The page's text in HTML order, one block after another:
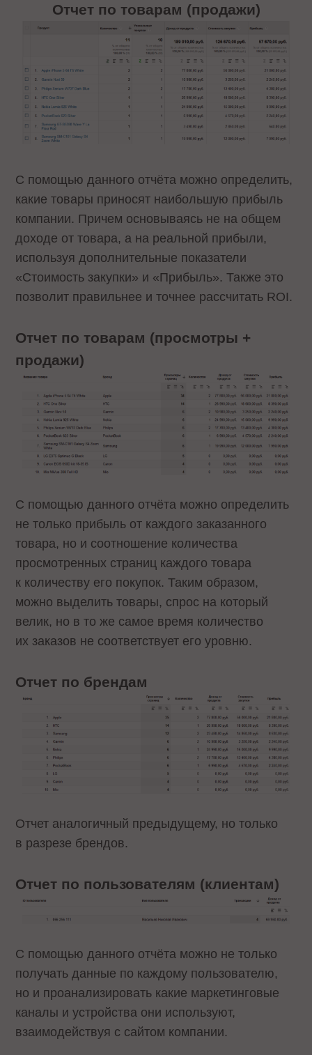
Отчет по товарам (продажи)
С помощью данного отчёта можно определить,
какие товары приносят наибольшую прибыль
компании. Причем основываясь не на общем
доходе от товара, а на реальной прибыли,
используя дополнительные показатели
«Стоимость закупки» и «Прибыль». Также это
позволит правильнее и точнее рассчитать ROI.
Отчет по товарам (просмотры +
продажи)
С помощью данного отчёта можно определить
не только прибыль от каждого заказанного
товара, но и соотношение количества
просмотренных страниц каждого товара
к количеству его покупок. Таким образом,
можно выделить товары, спрос на который
велик, но в то же самое время количество
их заказов не соответствует его уровню.
Отчет по брендам
Отчет аналогичный предыдущему, но только
в разрезе брендов.
Отчет по пользователям (клиентам)
С помощью данного отчёта можно не только
получать данные по каждому пользователю,
но и проанализировать какие маркетинговые
каналы и устройства они используют,
взаимодействуя с сайтом компании.